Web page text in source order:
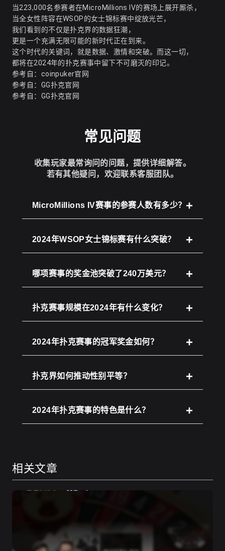
当223,000名参赛者在MicroMillions IV的赛场上展开厮杀，
当全女性阵容在WSOP的女士锦标赛中绽放光芒，
我们看到的不仅是扑克界的数据狂潮，
更是一个充满无限可能的新时代正在到来。
这个时代的关键词，就是数据、激情和突破。而这一切，
都将在2024年的扑克赛事中留下不可磨灭的印记。
参考自： coinpuker官网
参考自： GG扑克官网
参考自： GG扑克官网
常见问题
收集玩家最常询问的问题，提供详细解答。
若有其他疑问，欢迎联系客服团队。
MicroMillions IV赛事的参赛人数有多少？
2024年WSOP女士锦标赛有什么突破？
哪项赛事的奖金池突破了240万美元？
扑克赛事规模在2024年有什么变化？
2024年扑克赛事的冠军奖金如何？
扑克界如何推动性别平等？
2024年扑克赛事的特色是什么？
相关文章